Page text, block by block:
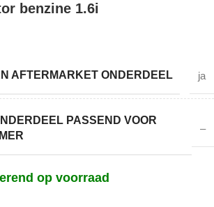
benzine 1.6i
AFTERMARKET ONDERDEEL ja
PASSEND VOOR
–
op voorraad